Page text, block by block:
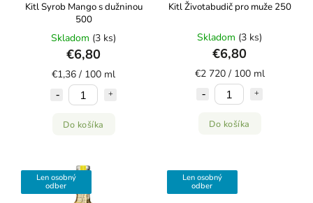
Kitl Syrob Mango s dužninou
500
Skladom (3 ks)
€6,80
€1,36 / 100 ml
Do košíka
Kitl Životabudič pro muže 250
Skladom (3 ks)
€6,80
€2 720 / 100 ml
Do košíka
Len osobný
odber
Len osobný
odber